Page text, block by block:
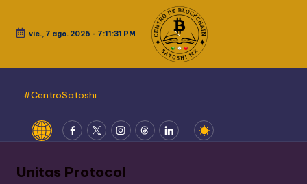
Saltar vie., 7 ago. 2026 - 7:11:31 PM
#CentroSatoshi
Website
FcebookTwitterInstagramThreadsLinkedIn
Unitas Protocol